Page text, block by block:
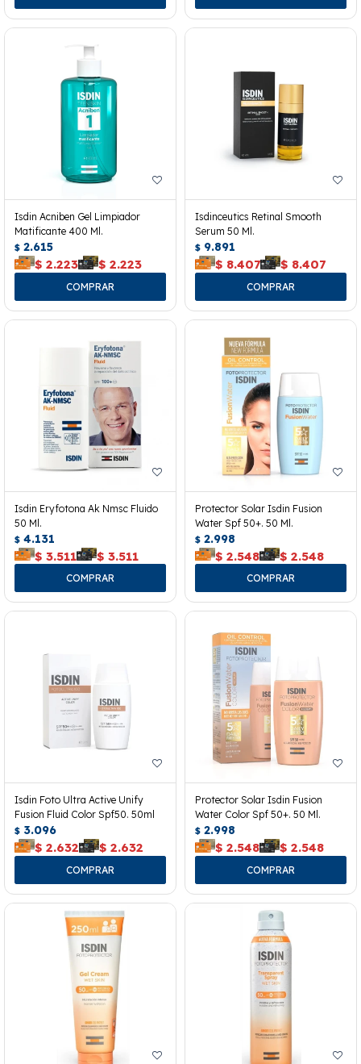
Isdin Acniben Gel Limpiador
Matificante 400 Ml.
$ 2.615
$ 2.223 $ 2.223
Isdinceutics Retinal Smooth
Serum 50 Ml.
$ 9.891
$ 8.407 $ 8.407
Isdin Eryfotona Ak Nmsc Fluido
50 Ml.
$ 4.131
$ 3.511 $ 3.511
Protector Solar Isdin Fusion
Water Spf 50+. 50 Ml.
$ 2.998
$ 2.548 $ 2.548
Isdin Foto Ultra Active Unify
Fusion Fluid Color Spf50. 50ml
$ 3.096
$ 2.632 $ 2.632
Protector Solar Isdin Fusion
Water Color Spf 50+. 50 Ml.
$ 2.998
$ 2.548 $ 2.548